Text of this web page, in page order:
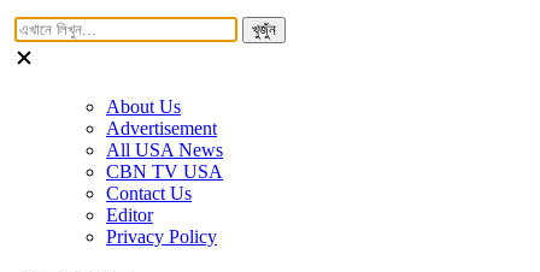
খুজুঁন
About Us
Advertisement
All USA News
CBN TV USA
Contact Us
Editor
Privacy Policy